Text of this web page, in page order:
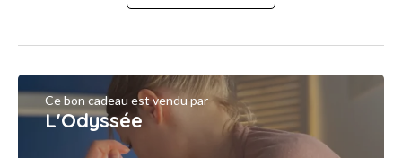
Ce bon cadeau est vendu par
L'Odyssée